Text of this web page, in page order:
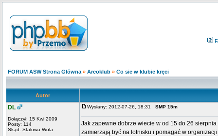
FORUM ASW Strona Główna » Areoklub » Co sie w klubie kręci
Autor
DL
Dołączył: 15 Kwi 2009
Posty: 114
Skąd: Stalowa Wola
Wysłany: 2012-07-26, 18:31 SMP 15m
Jak zapewne dobrze wiecie w od 15 do 26
zamierzają być na lotnisku i pomagać w